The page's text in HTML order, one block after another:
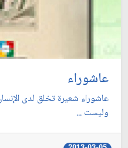
عاشوراء
عاشوراء شعيرة تخلق لدى
وليست ...